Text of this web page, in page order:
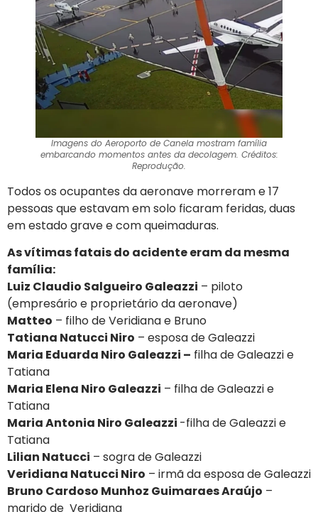
Imagens do Aeroporto de Canela mostram família
embarcando momentos antes da decolagem. Créditos:
Reprodução.
Todos os ocupantes da aeronave morreram e 17
pessoas que estavam em solo ficaram feridas, duas
em estado grave e com queimaduras.
As vítimas fatais do acidente eram da mesma
família:
Luiz Claudio Salgueiro Galeazzi – piloto
(empresário e proprietário da aeronave)
Matteo – filho de Veridiana e Bruno
Tatiana Natucci Niro – esposa de Galeazzi
Maria Eduarda Niro Galeazzi – filha de Galeazzi e
Tatiana
Maria Elena Niro Galeazzi – filha de Galeazzi e
Tatiana
Maria Antonia Niro Galeazzi -filha de Galeazzi e
Tatiana
Lilian Natucci – sogra de Galeazzi
Veridiana Natucci Niro – irmã da esposa de Galeazzi
Bruno Cardoso Munhoz Guimaraes Araújo –
marido de Veridiana